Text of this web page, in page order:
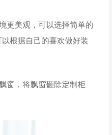
更美观，可以选择简单的
根据自己的喜欢做好装
窗，将飘窗砸除定制柜